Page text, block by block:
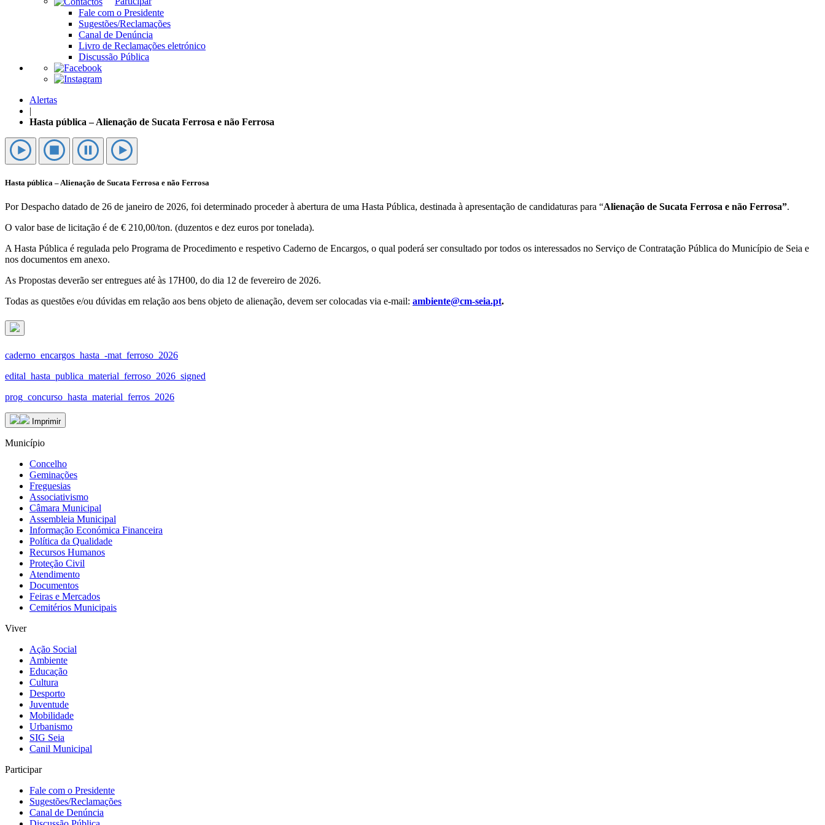
Fale com o Presidente
Sugestões/Reclamações
Canal de Denúncia
Livro de Reclamações eletrónico
Discussão Pública
Alertas
|
Hasta pública – Alienação de Sucata Ferrosa e não Ferrosa
Hasta pública – Alienação de Sucata Ferrosa e não Ferrosa
Por Despacho datado de 26 de janeiro de 2026, foi determinado proceder à abertura de uma Hasta Pública, destinada à apresentação de candidaturas para “Alienação de Sucata Ferrosa e não Ferrosa”.
O valor base de licitação é de € 210,00/ton. (duzentos e dez euros por tonelada).
A Hasta Pública é regulada pelo Programa de Procedimento e respetivo Caderno de Encargos, o qual poderá ser consultado por todos os interessados no Serviço de Contratação Pública do Município de Seia e
nos documentos em anexo.
As Propostas deverão ser entregues até às 17H00, do dia 12 de fevereiro de 2026.
Todas as questões e/ou dúvidas em relação aos bens objeto de alienação, devem ser colocadas via e-mail: ambiente@cm-seia.pt.
caderno_encargos_hasta_-mat_ferroso_2026
edital_hasta_publica_material_ferroso_2026_signed
prog_concurso_hasta_material_ferros_2026
Imprimir
Município
Concelho
Geminações
Freguesias
Associativismo
Câmara Municipal
Assembleia Municipal
Informação Económica Financeira
Política da Qualidade
Recursos Humanos
Proteção Civil
Atendimento
Documentos
Feiras e Mercados
Cemitérios Municipais
Viver
Ação Social
Ambiente
Educação
Cultura
Desporto
Juventude
Mobilidade
Urbanismo
SIG Seia
Canil Municipal
Participar
Fale com o Presidente
Sugestões/Reclamações
Canal de Denúncia